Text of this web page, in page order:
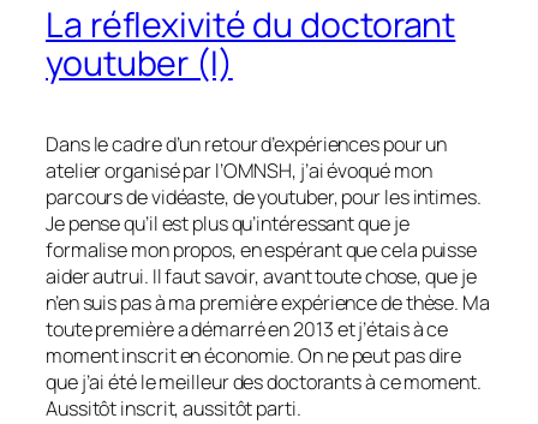
La réflexivité du doctorant
youtuber (I)
Dans le cadre d’un retour d’expériences pour un
atelier organisé par l’OMNSH, j’ai évoqué mon
parcours de vidéaste, de youtuber, pour les intimes.
Je pense qu’il est plus qu’intéressant que je
formalise mon propos, en espérant que cela puisse
aider autrui. Il faut savoir, avant toute chose, que je
n’en suis pas à ma première expérience de thèse. Ma
toute première a démarré en 2013 et j’étais à ce
moment inscrit en économie. On ne peut pas dire
que j’ai été le meilleur des doctorants à ce moment.
Aussitôt inscrit, aussitôt parti.